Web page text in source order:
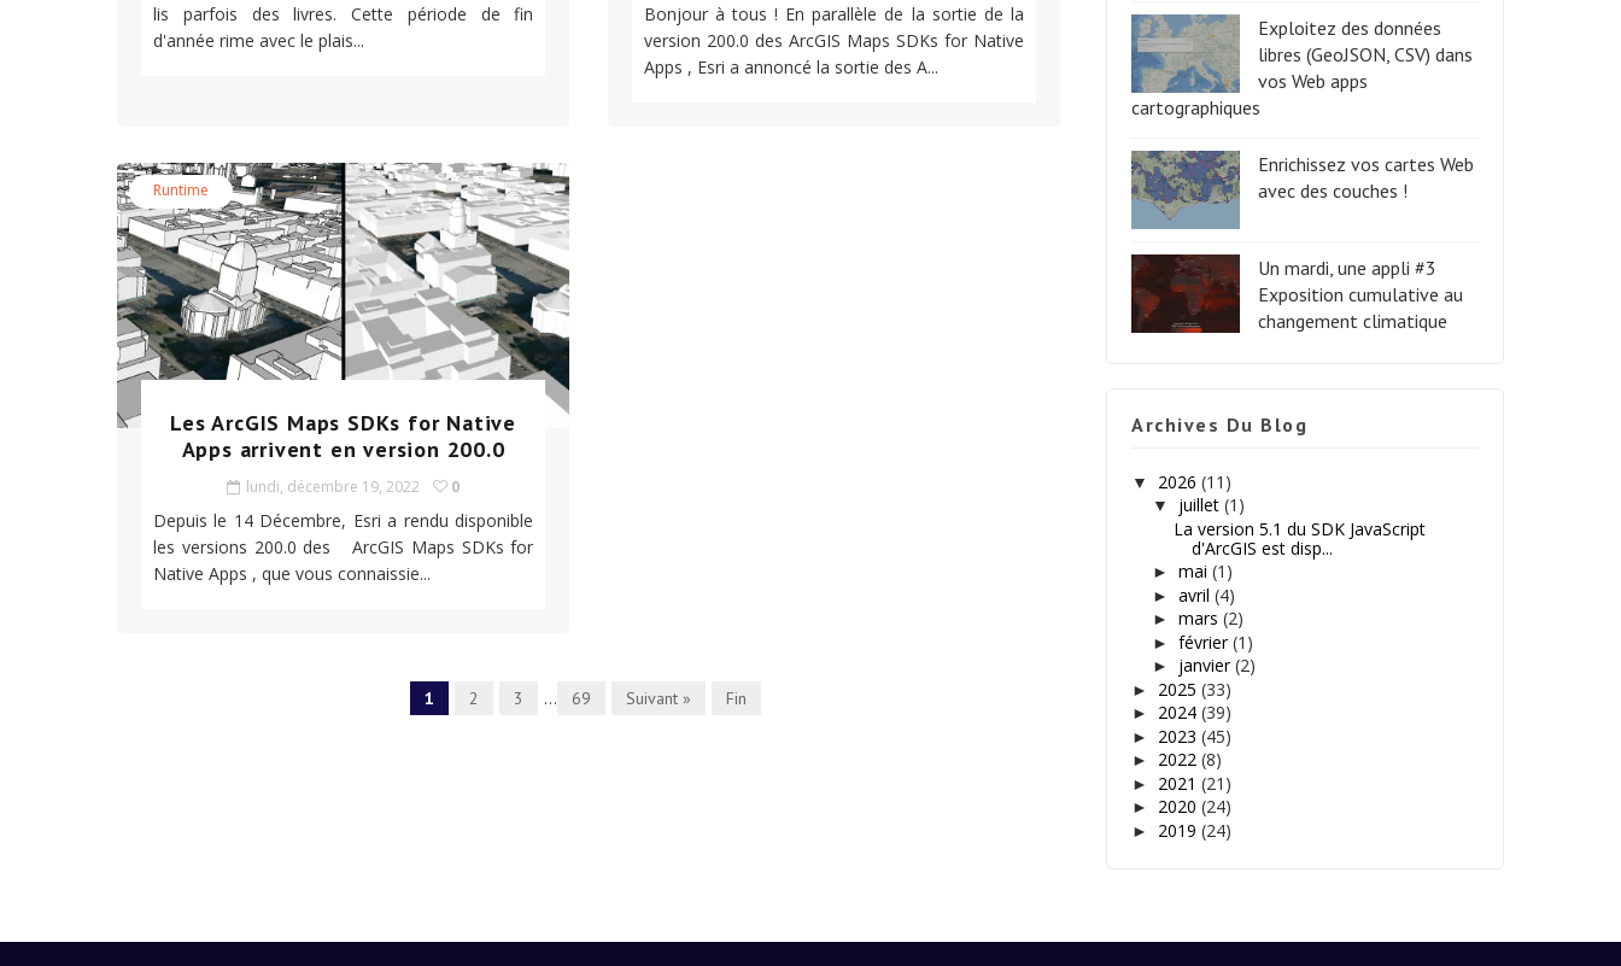
lis parfois des livres. Cette période de fin
d'année rime avec le plais...
Bonjour à tous ! En parallèle de la sortie de la
version 200.0 des ArcGIS Maps SDKs for Native
Apps , Esri a annoncé la sortie des A...
Runtime
Les ArcGIS Maps SDKs for Native
Apps arrivent en version 200.0
lundi, décembre 19, 2022 0
Depuis le 14 Décembre, Esri a rendu disponible
les versions 200.0 des ArcGIS Maps SDKs for
Native Apps , que vous connaissie...
1 2 3 ... 69 Suivant » Fin
Exploitez des données
libres (GeoJSON, CSV) dans
vos Web apps
cartographiques
Enrichissez vos cartes Web
avec des couches !
Un mardi, une appli #3
Exposition cumulative au
changement climatique
Archives Du Blog
▼ 2026 (11)
▼ juillet (1)
La version 5.1 du SDK JavaScript
d'ArcGIS est disp...
► mai (1)
► avril (4)
► mars (2)
► février(1)
► janvier(2)
► 2025 (33)
► 2024 (39)
► 2023 (45)
► 2022 (8)
► 2021 (21)
► 2020 (24)
► 2019 (24)